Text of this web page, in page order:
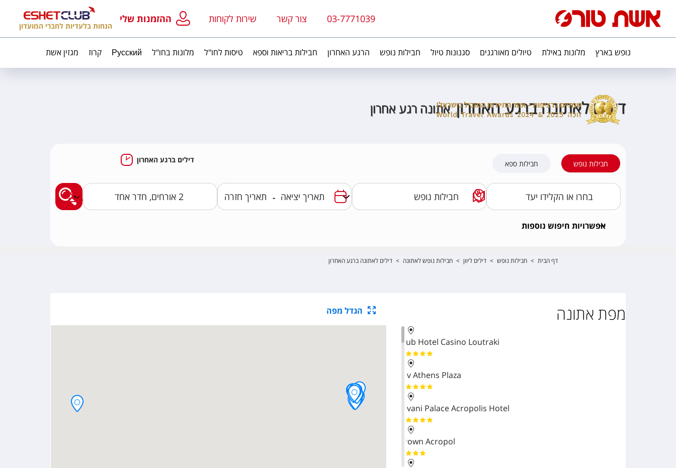
03-7771039 צור קשר שירות לקוחות ההזמנות שלי
הנחות בלעדיות לחברי המועדון
נופש בארץ מלונות באילת טיולים מאורגנים סגנונות טיול חבילות נופש הרגע האחרון חבילות בריאות וספא טיסות לחו"ל מלונות בחו"ל Русский קרוז מגזין אשת
דילים לאתונה ברגע האחרון אתונה רגע אחרון
חבילות נופש חבילות ספא דילים ברגע האחרון
-
מצאו לי חבילות
אפשרויות חיפוש נוספות
דף הבית > חבילות נופש > דילים ליוון > חבילות נופש לאתונה > דילים לאתונה ברגע האחרון
מפת אתונה
Club Hotel Casino Loutraki
Njv Athens Plaza
Divani Palace Acropolis Hotel
Brown Acropol
הגדל מפה